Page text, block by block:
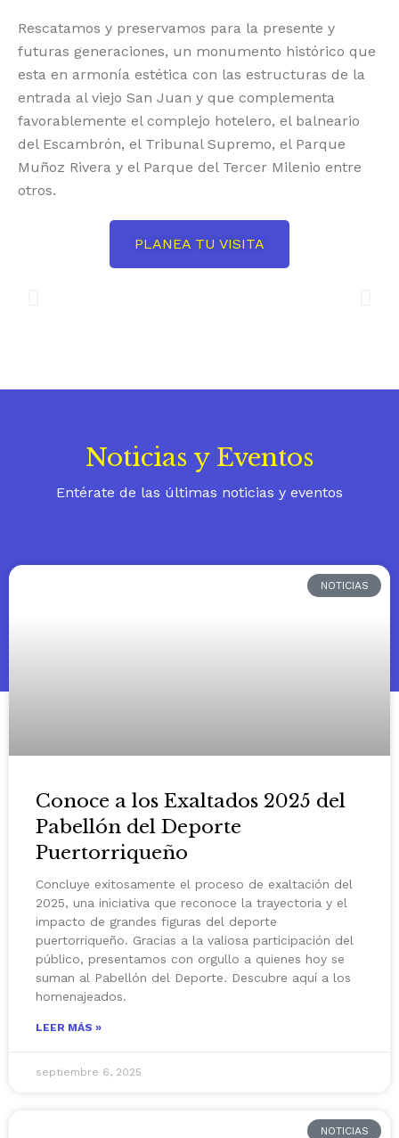
Rescatamos y preservamos para la presente y
futuras generaciones, un monumento histórico que
esta en armonía estética con las estructuras de la
entrada al viejo San Juan y que complementa
favorablemente el complejo hotelero, el balneario
del Escambrón, el Tribunal Supremo, el Parque
Muñoz Rivera y el Parque del Tercer Milenio entre
otros.
PLANEA TU VISITA
Noticias y Eventos
Entérate de las últimas noticias y eventos
NOTICIAS
Conoce a los Exaltados 2025 del
Pabellón del Deporte
Puertorriqueño
Concluye exitosamente el proceso de exaltación del
2025, una iniciativa que reconoce la trayectoria y el
impacto de grandes figuras del deporte
puertorriqueño. Gracias a la valiosa participación del
público, presentamos con orgullo a quienes hoy se
suman al Pabellón del Deporte. Descubre aquí a los
homenajeados.
LEER MÁS »
septiembre 6, 2025
NOTICIAS